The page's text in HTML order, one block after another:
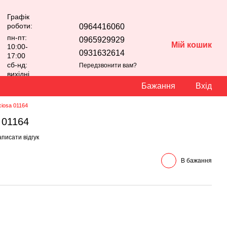
Графік
роботи:
пн-пт:
10:00-
17:00
сб-нд:
вихідні
0964416060
0965929929
0931632614
Передзвонити вам?
Мій кошик
Бажання Вхід
01164
відгук
В бажання